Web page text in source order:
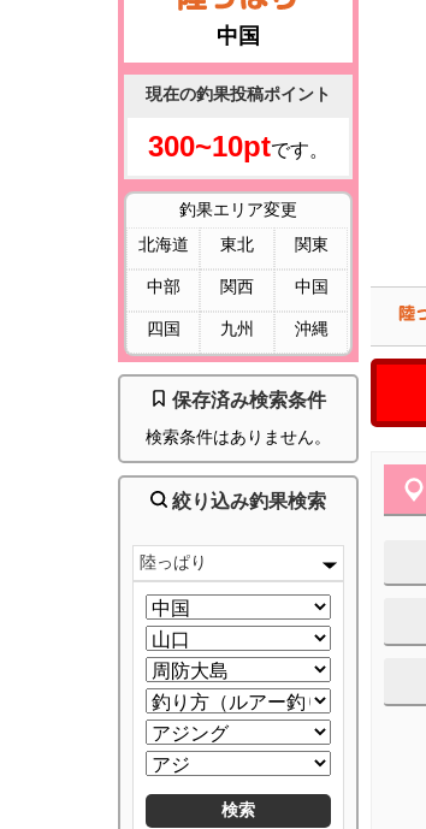
中国
現在の釣果投稿ポイント
300~10ptです。
釣果エリア変更
北海道
東北 関東
中部 関西 中国
四国 九州 沖縄
保存済み検索条件
検索条件はありません。
絞り込み釣果検索
陸っぱり